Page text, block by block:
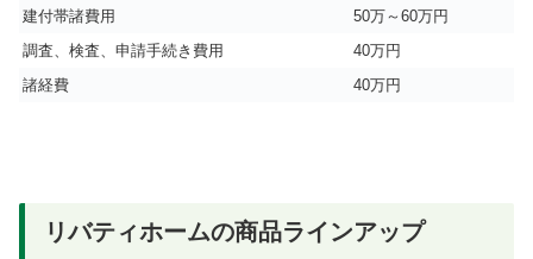
建付帯諸費用
50万～60万円
調査、検査、申請手続き費用
40万円
諸経費
40万円
リバティホームの商品ラインアップ